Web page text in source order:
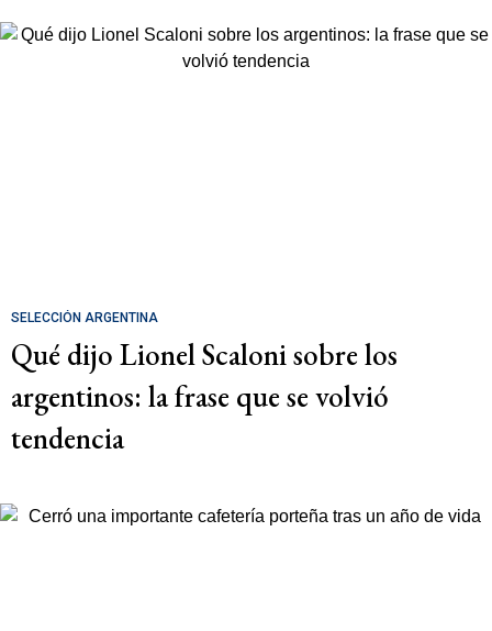
SELECCIÓN ARGENTINA
Qué dijo Lionel Scaloni sobre los
argentinos: la frase que se volvió
tendencia